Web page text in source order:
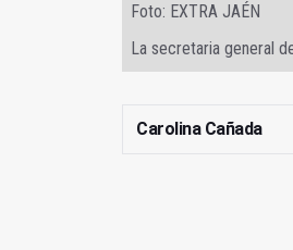
Foto: EXTRA JAÉN
La secretaria general
Carolina Cañada